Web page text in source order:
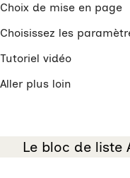
Choix de mise en page
Choisissez les
Tutoriel vidéo
Aller plus loin
Le bloc de liste